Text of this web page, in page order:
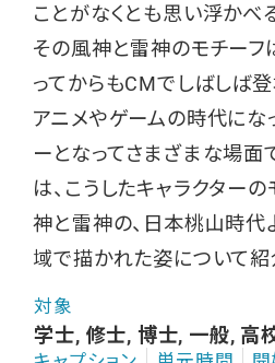
ことがなくとも思い浮かべ
その風神と雷神のモチーフ
ってからもCMでしばしば
アニメやゲームの時代にな
ーとなってさまざまな場面
は、こうしたキャラクター
神と雷神の、日本桃山時代
域で描かれた姿について紹
対象
学士, 修士, 博士, 一般, 高